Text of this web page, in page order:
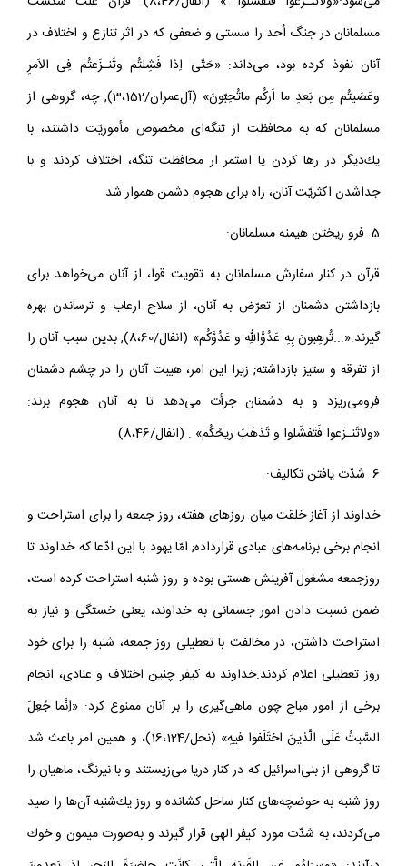
مسلمانان در جنگ اُحد را سستى و ضعفى كه در اثر تنازع و اختلاف در
آنان نفوذ كرده بود، مى‌داند: «حَتّى اِذا فَشِلتُم وتَنـزَعتُم فِى الاَمرِ
وعَصَيتُم مِن بَعدِ ما اَركُم ما‌تُحِبّونَ» (آل‌عمران/3،152); چه، گروهى از
مسلمانان كه به محافظت از تنگه‌اى مخصوص مأموريّت داشتند، با
يك‌ديگر در رها كردن يا استمر ار محافظت تنگه، اختلاف كردند و با
جدا‌شدن اكثريّت آنان، راه براى هجوم دشمن هموار شد.
5. فرو ريختن هيمنه مسلمانان:
قرآن در كنار سفارش مسلمانان به تقويت قوا، از آنان مى‌خواهد براى
بازداشتن دشمنان از تعرّض به آنان، از سلاح ارعاب و ترساندن بهره
گيرند:«...تُرهِبونَ بِهِ عَدُوَّاللّهِ و عَدُوَّكُم» (انفال/8،60); بدين سبب آنان را
از تفرقه و ستيز باز‌داشته; زيرا اين امر، هيبت آنان را در چشم دشمنان
فرو‌مى‌ريزد و به دشمنان جرأت مى‌دهد تا به آنان هجوم برند:
«و‌لاتَنـزَعوا فَتَفشَلوا و تَذهَبَ ريحُكُم» . (انفال/8،46)
6‌. شدّت يافتن تكاليف:
خداوند از آغاز خلقت ميان روزهاى هفته، روز جمعه را براى استراحت و
انجام برخى برنامه‌هاى عبادى قرار‌داده; امّا يهود با اين ادّعا كه خداوند تا
روز‌جمعه مشغول آفرينش هستى بوده و روز شنبه استراحت كرده است،
ضمن نسبت دادن امور جسمانى به خداوند، يعنى خستگى و نياز به
استراحت داشتن، در مخالفت با تعطيلى روز جمعه، شنبه را براى خود
روز تعطيلى اعلام كردند.خداوند به كيفر چنين اختلاف و عنادى، انجام
برخى از امور مباح چون ماهى‌گيرى را بر آنان ممنوع كرد: «اِنَّما جُعِلَ
السَّبتُ عَلَى الَّذينَ اختَلَفوا فيهِ» (نحل/16،124)، و همين امر باعث شد
تا گروهى از بنى‌اسرائيل كه در كنار دريا مى‌زيستند و با نيرنگ، ماهيان را
روز شنبه به حوضچه‌هاى كنار ساحل كشانده و روز يك‌شنبه آن‌ها را صيد
مى‌كردند، به شدّت مورد كيفر الهى قرار گيرند و به‌صورت ميمون و خوك